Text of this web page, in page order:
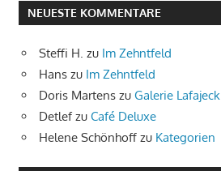
NEUESTE KOMMENTARE
Steffi H. zu Im Zehntfeld
Hans zu Im Zehntfeld
Doris Martens zu Galerie Lafajeck
Detlefzu Café Deluxe
Helene Schönhoff zu Kategorien